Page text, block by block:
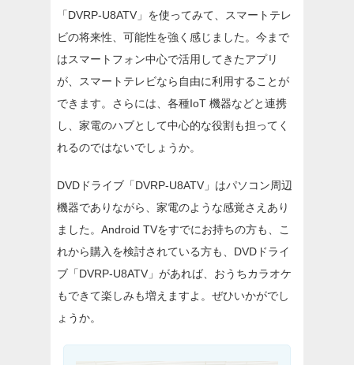
「DVRP-U8ATV」を使ってみて、スマートテレ
ビの将来性、可能性を強く感じました。今まで
はスマートフォン中心で活用してきたアプリ
が、スマートテレビなら自由に利用することが
できます。さらには、各種IoT 機器などと連携
し、家電のハブとして中心的な役割も担ってく
れるのではないでしょうか。
DVDドライブ「DVRP-U8ATV」はパソコン周辺
機器でありながら、家電のような感覚さえあり
ました。Android TVをすでにお持ちの方も、こ
れから購入を検討されている方も、DVDドライ
ブ「DVRP-U8ATV」があれば、おうちカラオケ
もできて楽しみも増えますよ。ぜひいかがでし
ょうか。